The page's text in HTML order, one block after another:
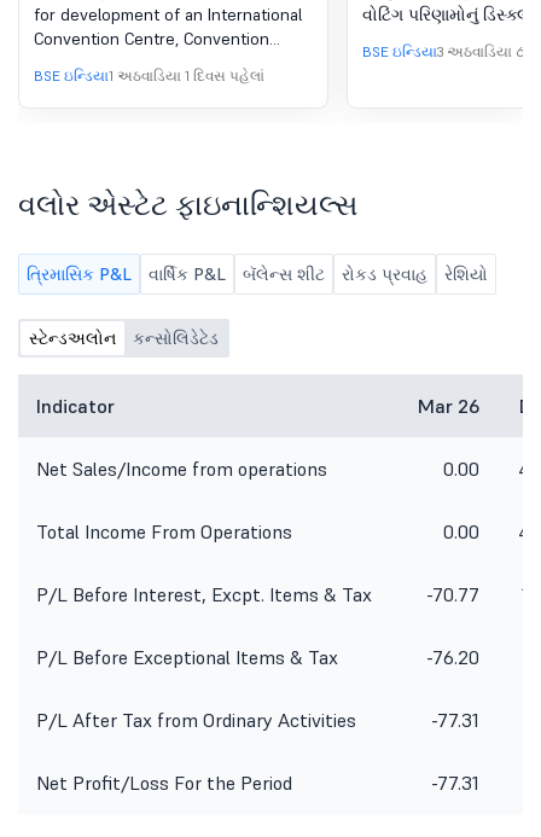
Development Of An
International Convention
Centre, Convention Hotel
And Associated
for development of an International
Convention Centre, Convention
Hotel and associated downstream
facilities at Dona Paula Goa.
BSE ઇન્ડિયા1 અઠવાડિયા 1 દિવસ પહેલાં
વોટિંગ પરિણામોનું
BSE ઇન્ડિયા3 અઠવાડિયા 6
વલોર એસ્ટેટ ફાઇનાન્શિયલ્સ
ત્રિમાસિક P&L વાર્ષિક P&L બૅલેન્સ શીટ રોકડ પ્રવાહ રેશિયો
સ્ટેન્ડઅલોન કન્સોલિડેટેડ
Indicator Mar 26
Net Sales/Income from operations 0.00
Total Income From Operations 0.00
P/L Before Interest, Excpt. Items & Tax -70.77
P/L Before Exceptional Items & Tax -76.20
P/L After Tax from Ordinary Activities -77.31
Net Profit/Loss For the Period -77.31